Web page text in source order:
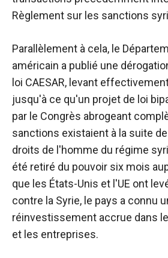
Règlement sur les sanctions
Parallèlement à cela, le
américain a publié une
loi CAESAR, levant
jusqu'à ce qu'un projet de loi
par le Congrès abrogeant
sanctions existaient à la suite
droits de l'homme du régime
été retiré du pouvoir six mois
que les États-Unis et l'UE ont
contre la Syrie, le pays a connu
réinvestissement accrue dans
et les entreprises.